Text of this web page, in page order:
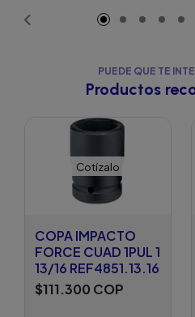
PUEDE QUE TE
Productos
Cotízalo
COPA IMPACTO
FORCE CUAD 1PUL 1
13/16 REF4851.13.16
$111.300 COP